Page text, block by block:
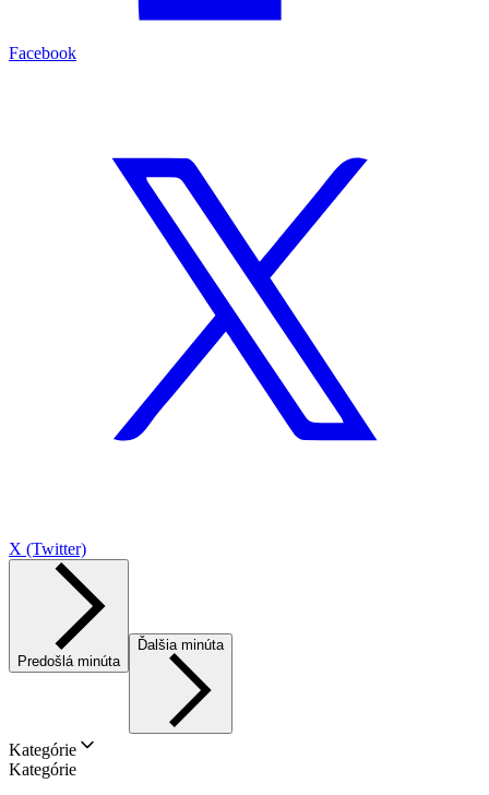
Facebook
X (Twitter)
Predošlá minúta
Ďalšia minúta
Kategórie
Kategórie